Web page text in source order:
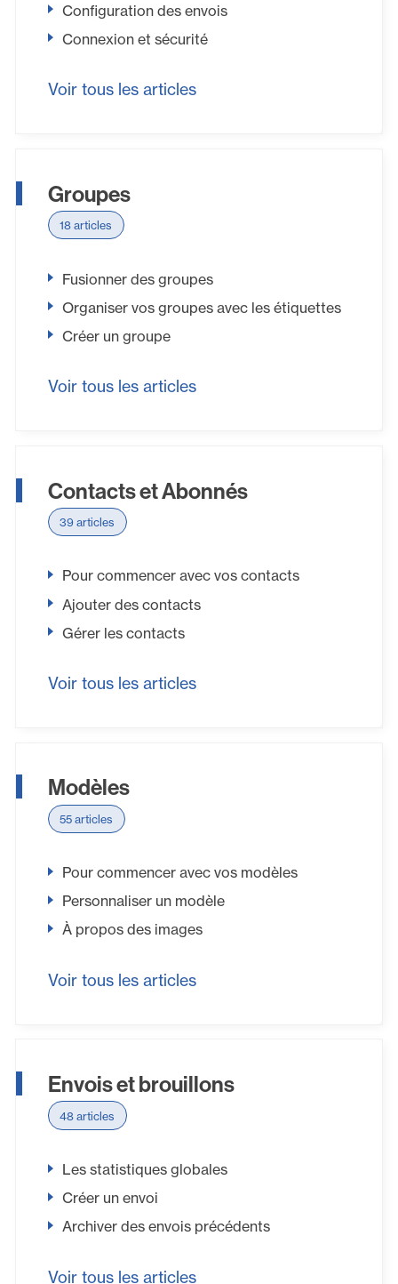
Configuration des envois
Connexion et sécurité
Voir tous les articles
Groupes
18 articles
Fusionner des groupes
Organiser vos groupes avec les étiquettes
Créer un groupe
Voir tous les articles
Contacts et Abonnés
39 articles
Pour commencer avec vos contacts
Ajouter des contacts
Gérer les contacts
Voir tous les articles
Modèles
55 articles
Pour commencer avec vos modèles
Personnaliser un modèle
À propos des images
Voir tous les articles
Envois et brouillons
48 articles
Les statistiques globales
Créer un envoi
Archiver des envois précédents
Voir tous les articles